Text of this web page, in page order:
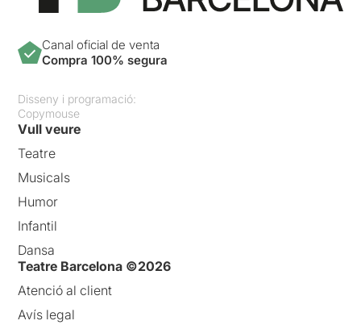
Canal oficial de venta
Compra 100% segura
Disseny i programació:
Copymouse
Vull veure
Teatre
Musicals
Humor
Infantil
Dansa
Teatre Barcelona ©2026
Atenció al client
Avís legal